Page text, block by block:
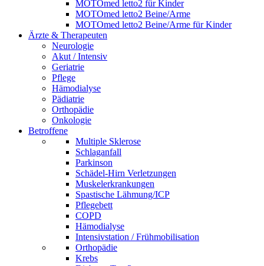
MOTOmed letto2 für Kinder
MOTOmed letto2 Beine/Arme
MOTOmed letto2 Beine/Arme für Kinder
Ärzte & Therapeuten
Neurologie
Akut / Intensiv
Geriatrie
Pflege
Hämodialyse
Pädiatrie
Orthopädie
Onkologie
Betroffene
Multiple Sklerose
Schlaganfall
Parkinson
Schädel-Hirn Verletzungen
Muskelerkrankungen
Spastische Lähmung/ICP
Pflegebett
COPD
Hämodialyse
Intensivstation / Frühmobilisation
Orthopädie
Krebs